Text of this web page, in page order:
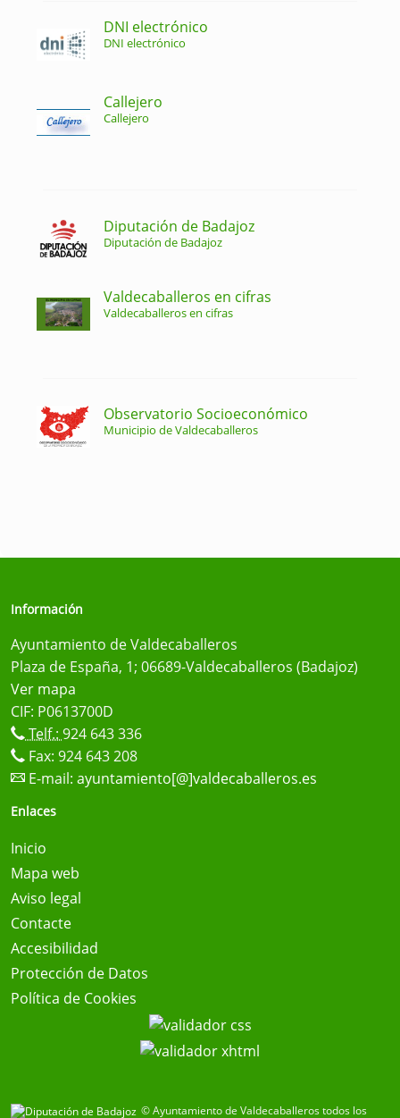
DNI electrónico
DNI electrónico
Callejero
Callejero
Diputación de Badajoz
Diputación de Badajoz
Valdecaballeros en cifras
Valdecaballeros en cifras
Observatorio Socioeconómico
Municipio de Valdecaballeros
Información
Ayuntamiento de Valdecaballeros
Plaza de España, 1; 06689-Valdecaballeros (Badajoz)
Ver mapa
CIF: P0613700D
Telf.: 924 643 336
Fax: 924 643 208
E-mail: ayuntamiento[@]valdecaballeros.es
Enlaces
Inicio
Mapa web
Aviso legal
Contacte
Accesibilidad
Protección de Datos
Política de Cookies
© Ayuntamiento de Valdecaballeros todos los